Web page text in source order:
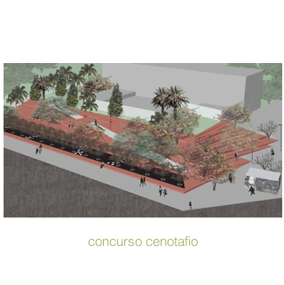
concurso cenotafio